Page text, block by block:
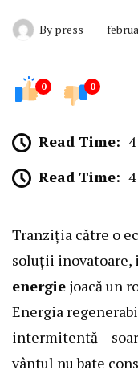
By press
0 0
Read Time:
Read Time:
Tranziția către o
soluții inovatoare,
energie joacă un
Energia
intermitentă –
vântul nu bate